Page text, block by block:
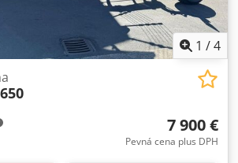
1 /4
7 900 €
Pevná cena plus DPH